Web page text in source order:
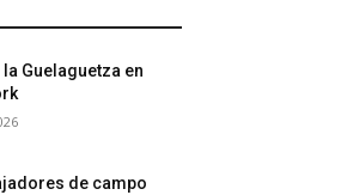
Guelaguetza en
de campo